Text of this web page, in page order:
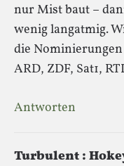
nur Mist baut –
wenig langatmig.
die Nominierungen
ARD, ZDF, Sat1,
Antworten
Turbulent :